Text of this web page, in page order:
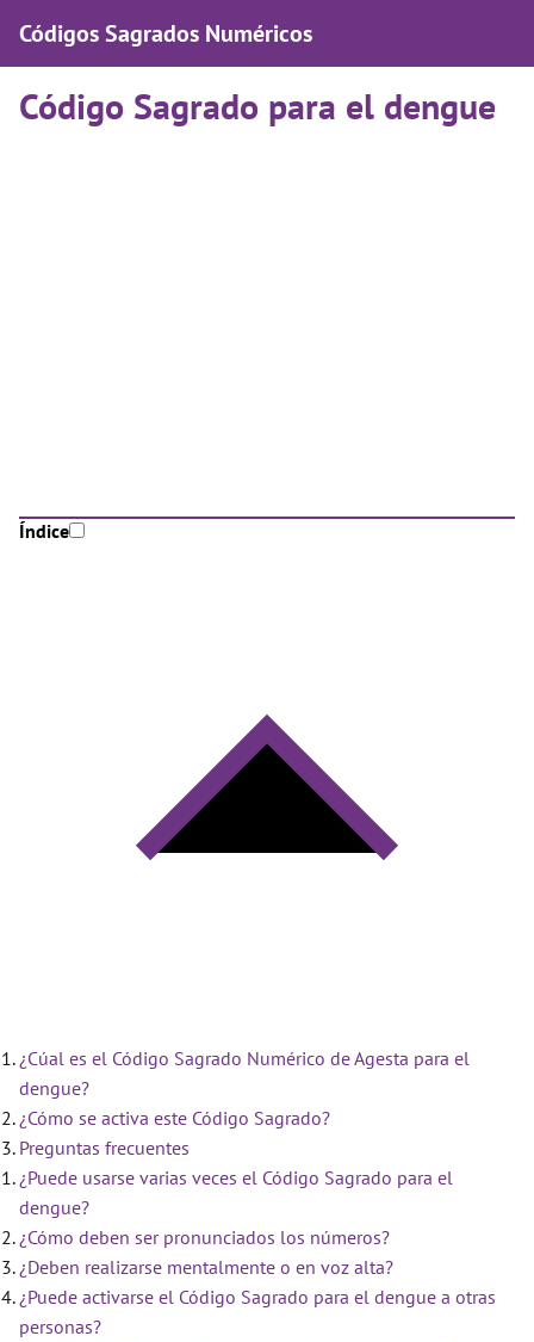
Códigos Sagrados Numéricos
Código Sagrado para el dengue
Índice
¿Cúal es el Código Sagrado Numérico de Agesta para el
dengue?
¿Cómo se activa este Código Sagrado?
Preguntas frecuentes
¿Puede usarse varias veces el Código Sagrado para el
dengue?
¿Cómo deben ser pronunciados los números?
¿Deben realizarse mentalmente o en voz alta?
¿Puede activarse el Código Sagrado para el dengue a otras
personas?